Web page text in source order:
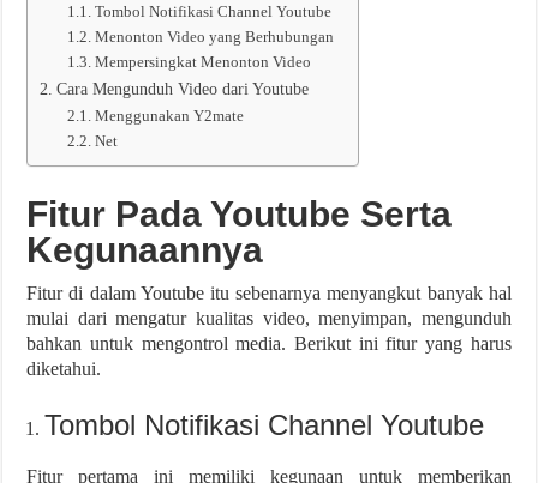
Tombol Notifikasi Channel Youtube
Menonton Video yang Berhubungan
Mempersingkat Menonton Video
Cara Mengunduh Video dari Youtube
Menggunakan Y2mate
Net
Fitur Pada Youtube Serta
Kegunaannya
Fitur di dalam Youtube itu sebenarnya menyangkut banyak hal
mulai dari mengatur kualitas video, menyimpan, mengunduh
bahkan untuk mengontrol media. Berikut ini fitur yang harus
diketahui.
Tombol Notifikasi Channel Youtube
Fitur pertama ini memiliki kegunaan untuk memberikan